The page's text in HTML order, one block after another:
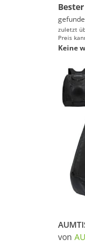
zuletzt
Preis
Keine
von